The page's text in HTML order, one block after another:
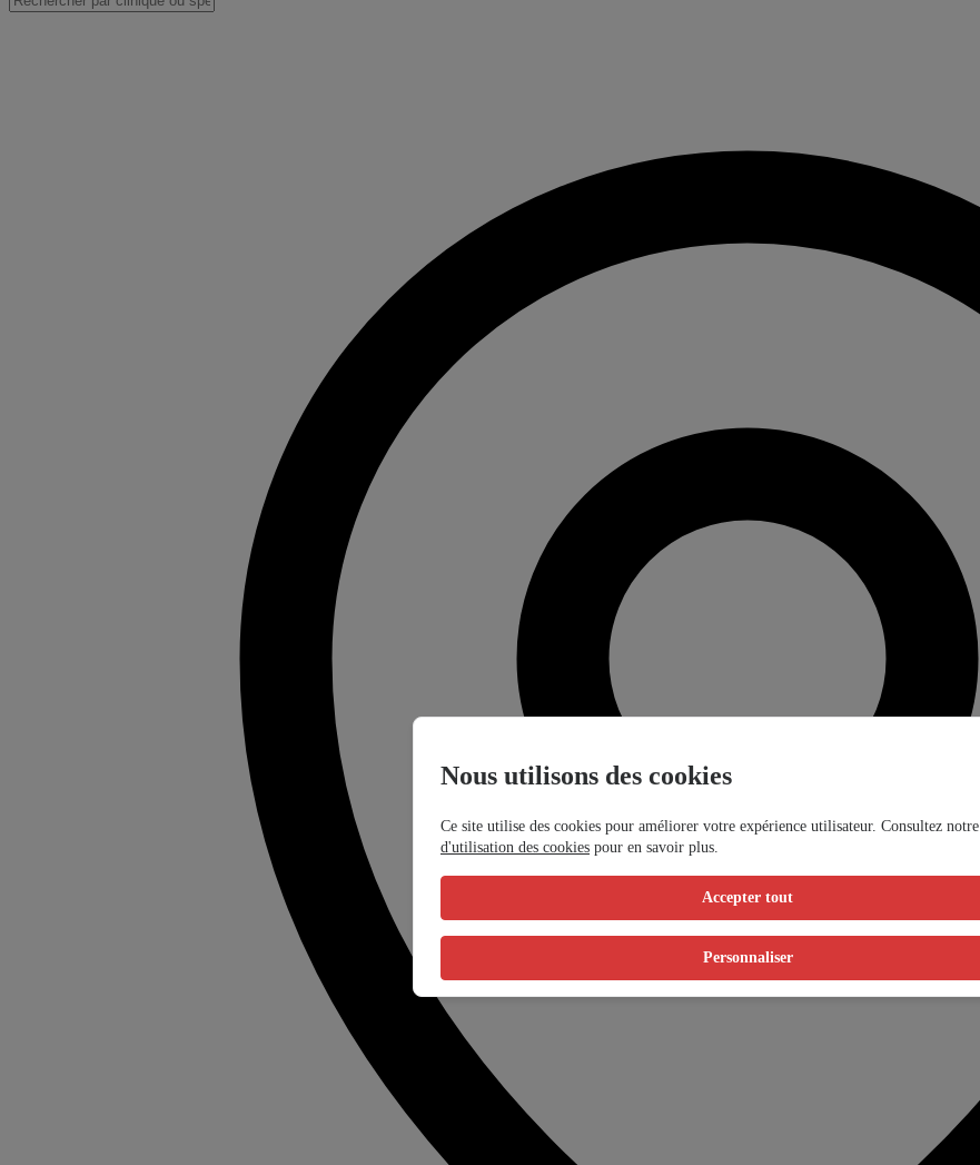
Nous utilisons des cookies
Ce site utilise des cookies pour améliorer votre expérience utilisateur. Consultez notre
d'utilisation des cookies pour en savoir plus.
Accepter tout
Personnaliser